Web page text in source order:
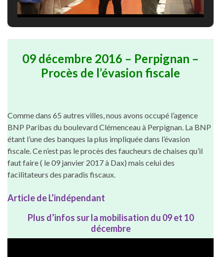
09 décembre 2016 – Perpignan –
Procès de l’évasion fiscale
Comme dans 65 autres villes, nous avons occupé l’agence
BNP Paribas du boulevard Clémenceau à Perpignan. La BNP
étant l’une des banques la plus impliquée dans l’évasion
fiscale. Ce n’est pas le procès des faucheurs de chaises qu’il
faut faire ( le 09 janvier 2017 à Dax) mais celui des
facilitateurs des paradis fiscaux.
Article de L’indépendant
Plus d’infos sur la mobilisation du 09 et 10
décembre